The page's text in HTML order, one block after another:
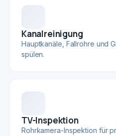
Kanalreinigung
Hauptkanäle, Fallrohre und
spülen.
TV-Inspektion
Rohrkamera-Inspektion für